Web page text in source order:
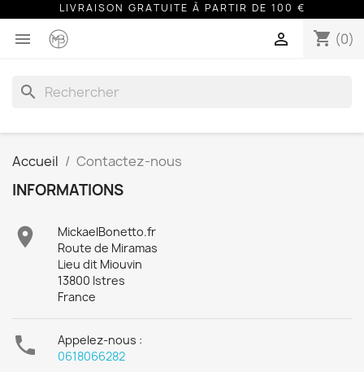
LIVRAISON GRATUITE À PARTIR DE 100 €
 shopping_cart (0)

search
Accueil Contactez-nous
INFORMATIONS

MickaelBonetto.fr
Route de Miramas
Lieu dit Miouvin
13800 Istres
France

Appelez-nous :
0618066282